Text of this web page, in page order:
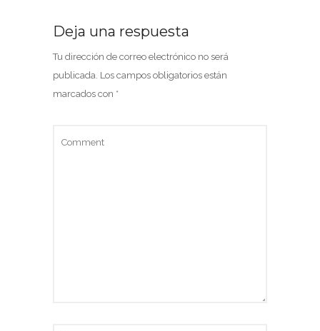
Deja una respuesta
Tu dirección de correo electrónico no será
publicada. Los campos obligatorios están
marcados con *